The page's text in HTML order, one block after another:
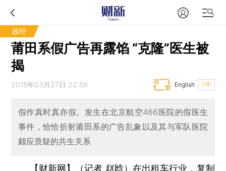
政经
莆田系假广告再露馅 “克隆”医生被
揭
2015年03月27日 22:59 T中
English
假作真时真亦假。发生在北京航空466医院的假医生
事件，恰恰折射莆田系的广告乱象以及其与军队医院
颇应质疑的共生关系
【财新网】（记者 赵晗） 在出租车行业，复制